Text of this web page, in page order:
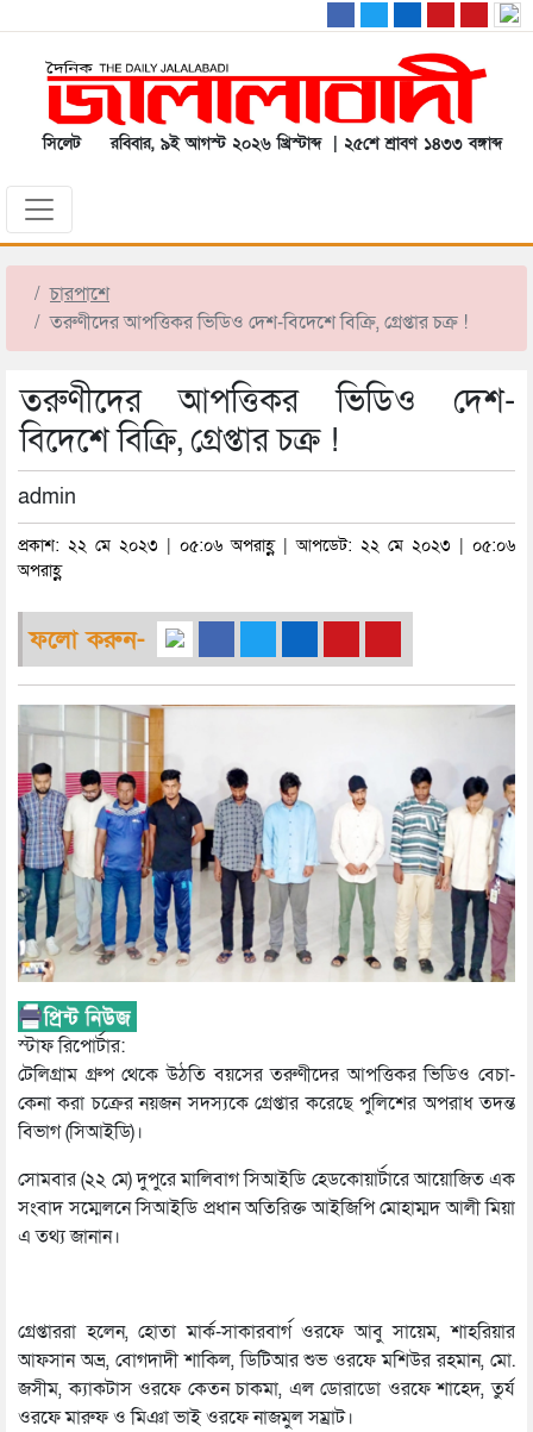
সিলেট রবিবার, ৯ই আগস্ট ২০২৬ খ্রিস্টাব্দ | ২৫শে শ্রাবণ ১৪৩৩ বঙ্গাব্দ
চারপাশে
তরুণীদের আপত্তিকর ভিডিও দেশ-বিদেশে বিক্রি, গ্রেপ্তার চক্র !
তরুণীদের আপত্তিকর ভিডিও দেশ-
বিদেশে বিক্রি, গ্রেপ্তার চক্র !
admin
প্রকাশ: ২২ মে ২০২৩ | ০৫:০৬ অপরাহ্ণ | আপডেট: ২২ মে ২০২৩ | ০৫:০৬
অপরাহ্ণ
ফলো করুন-
স্টাফ রিপোর্টার:
টেলিগ্রাম গ্রুপ থেকে উঠতি বয়সের তরুণীদের আপত্তিকর ভিডিও বেচা-
কেনা করা চক্রের নয়জন সদস্যকে গ্রেপ্তার করেছে পুলিশের অপরাধ তদন্ত
বিভাগ (সিআইডি)।
সোমবার (২২ মে) দুপুরে মালিবাগ সিআইডি হেডকোয়ার্টারে আয়োজিত এক
সংবাদ সম্মেলনে সিআইডি প্রধান অতিরিক্ত আইজিপি মোহাম্মদ আলী মিয়া
এ তথ্য জানান।
গ্রেপ্তাররা হলেন, হোতা মার্ক-সাকারবার্গ ওরফে আবু সায়েম, শাহরিয়ার
আফসান অভ্র, বোগদাদী শাকিল, ডিটিআর শুভ ওরফে মশিউর রহমান, মো.
জসীম, ক্যাকটাস ওরফে কেতন চাকমা, এল ডোরাডো ওরফে শাহেদ, তুর্য
ওরফে মারুফ ও মিঞা ভাই ওরফে নাজমুল সম্রাট।